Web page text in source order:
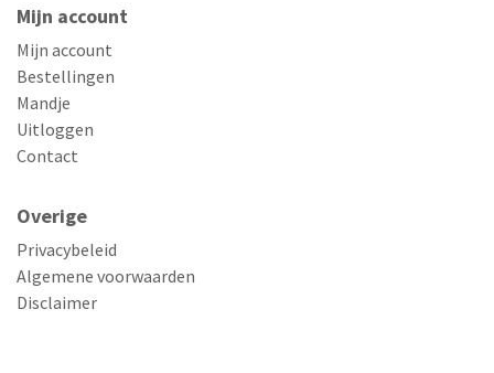
Mijn account
Mijn account
Bestellingen
Mandje
Uitloggen
Contact
Overige
Privacybeleid
Algemene voorwaarden
Disclaimer